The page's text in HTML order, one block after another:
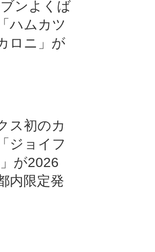
ンよくば
ハムカツ
ロニ」が
ス初のカ
ジョイフ
が2026
内限定発